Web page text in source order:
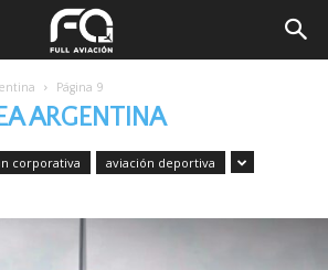
Página 9
ARGENTINA
corporativa aviación deportiva